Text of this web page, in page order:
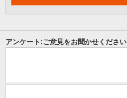
アンケート:ご意見をお聞かせください